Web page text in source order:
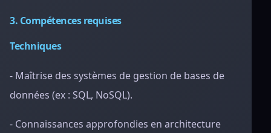
3. Compétences requises
Techniques
- Maîtrise des systèmes de gestion de bases de
données (ex : SQL, NoSQL).
- Connaissances approfondies en architecture